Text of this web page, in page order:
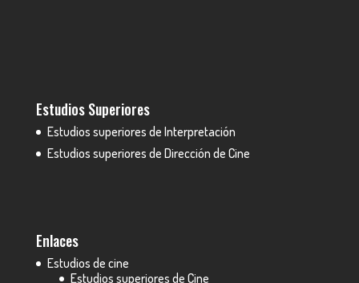
Estudios Superiores
Estudios superiores de Interpretación
Estudios superiores de Dirección de Cine
Enlaces
Estudios de cine
Estudios superiores de Cine